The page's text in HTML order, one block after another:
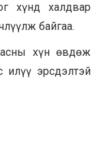
хүнд халдвар
байгаа.
хүн өвдөж
илүү эрсдэлтэй